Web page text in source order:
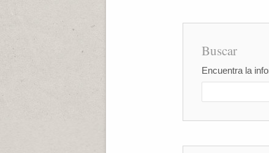
Buscar
Encuentra la